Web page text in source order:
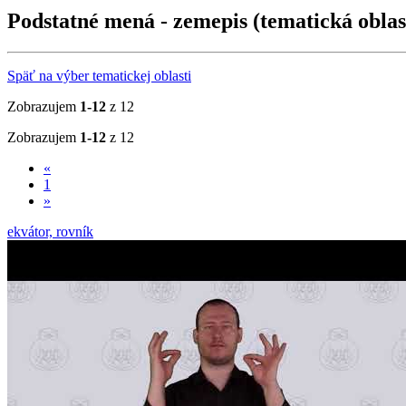
Podstatné mená - zemepis (tematická
Späť na výber tematickej oblasti
Zobrazujem 1-12 z 12
Zobrazujem 1-12 z 12
«
1
»
ekvátor, rovník